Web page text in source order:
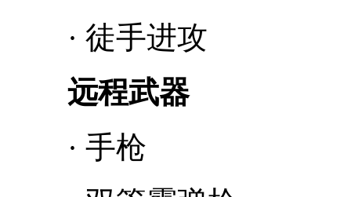
· 徒手进攻
远程武器
· 手枪